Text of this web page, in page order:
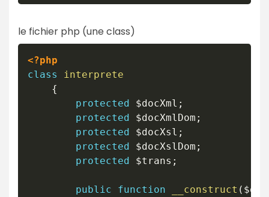
le fichier php (une class)
<?php
class
interprete
{
protected
$docXml ;
protected
$docXmlDom ;
protected
$docXsl ;
protected
$docXslDom ;
protected
$trans ;
public function __construct (